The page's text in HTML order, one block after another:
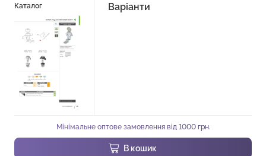
Каталог Варіанти
Мінімальне оптове замовлення від 1000 грн.
В кошик